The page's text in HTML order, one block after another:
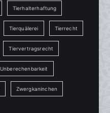
Tierhalterhaftung
Tierquälerei Tierrecht
Tiervertragsrecht
Unberechenbarkeit
Zwergkaninchen